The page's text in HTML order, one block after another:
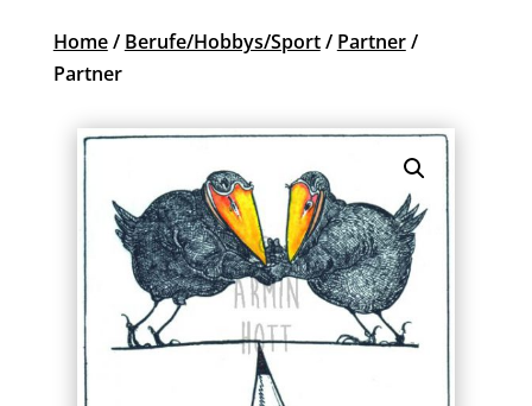
Home/ Berufe/Hobbys/Sport/ Partner/
Partner